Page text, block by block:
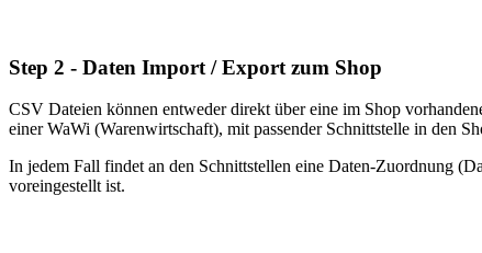
Step 2 - Daten Import / Export zum Shop
CSV Dateien können entweder direkt über eine im Shop
einer WaWi (Warenwirtschaft), mit passender Schnittstelle in den
In jedem Fall findet an den Schnittstellen eine Daten-Zuordnung
voreingestellt ist.